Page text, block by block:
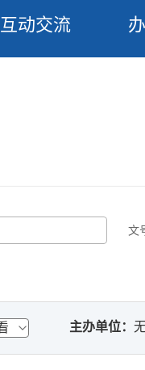
互动交流
文
主办单位：